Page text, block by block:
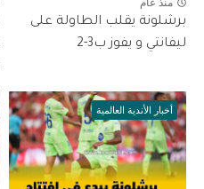
منذ عام
برشلونة يقلب الطاولة على
ليفانتي و يفوز ب3-2
أخبار الأندية العالمية